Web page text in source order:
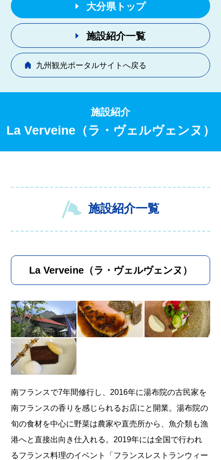
大分県トップ
施設紹介一覧
九州観光ポータルサイトへ戻る
施設紹介
La Verveine（ラ・ヴェルヴェンヌ）
施設紹介一覧
La Verveine（ラ・ヴェルヴェンヌ）
南フランスで7年間修行し、2016年に湯布院の古民家を
南フランスの香りを感じられるお店にと開業。湯布院の
旬の食材を中心に野菜は農家や直売所から、魚介類も漁
港へと直接出向き仕入れる。2019年には全国で行われ
るフランス料理のイベント「フランスレストランウィー